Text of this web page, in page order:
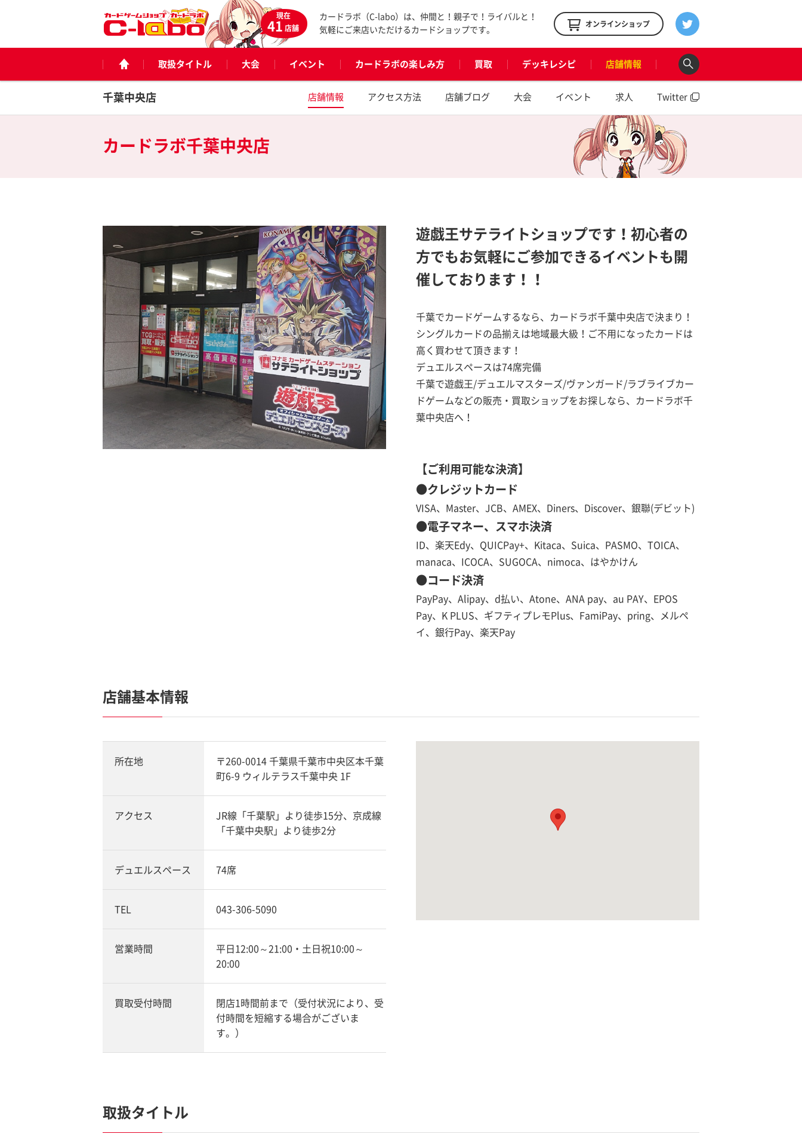
現在
41店舗
カードラボ（C-labo）は、仲間と！親子で！ライバルと！
気軽にご来店いただけるカードショップです。
オンラインショップ
取扱タイトル 大会 イベント カードラボの楽しみ方 買取 デッキレシピ 店舗情報
千葉中央店 店舗情報 アクセス方法 店舗ブログ 大会 イベント 求人 Twitter
カードラボ千葉中央店
遊戯王サテライトショップです！初心者の
方でもお気軽にご参加できるイベントも開
催しております！！
千葉でカードゲームするなら、カードラボ千葉中央店で決まり！
シングルカードの品揃えは地域最大級！ご不用になったカードは
高く買わせて頂きます！
デュエルスペースは74席完備
千葉で遊戯王/デュエルマスターズ/ヴァンガード/ラブライブカー
ドゲームなどの販売・買取ショップをお探しなら、カードラボ千
葉中央店へ！
【ご利用可能な決済】
●クレジットカード
VISA、Master、JCB、AMEX、Diners、Discover、銀聯(デビット)
●電子マネー、スマホ決済
ID、楽天Edy、QUICPay+、Kitaca、Suica、PASMO、TOICA、
manaca、ICOCA、SUGOCA、nimoca、はやかけん
●コード決済
PayPay、Alipay、d払い、Atone、ANA pay、au PAY、EPOS
Pay、K PLUS、ギフティプレモPlus、FamiPay、pring、メルペ
イ、銀行Pay、楽天Pay
店舗基本情報
所在地
〒260-0014 千葉県千葉市中央区本千葉
町6-9 ウィルテラス千葉中央 1F
アクセス
JR線「千葉駅」より徒歩15分、京成線
「千葉中央駅」より徒歩2分
デュエルスペース 74席
TEL 043-306-5090
営業時間
平日12:00～21:00・土日祝10:00～
20:00
買取受付時間
閉店1時間前まで（受付状況により、受
付時間を短縮する場合がございま
す。）
取扱タイトル